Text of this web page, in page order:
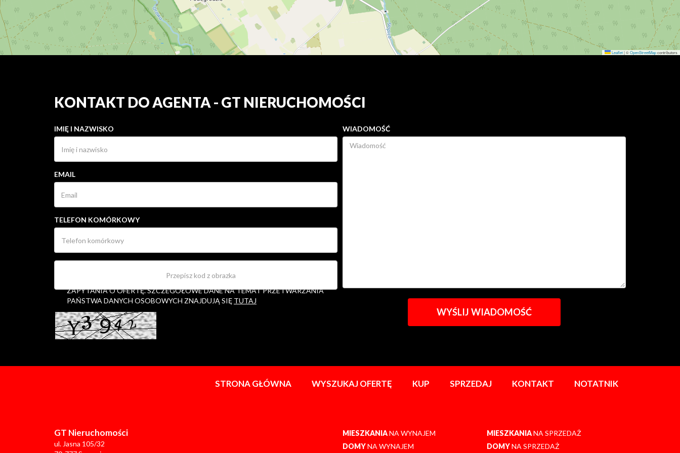
Leaflet|©OpenStreetMapcontributors
KONTAKT DO AGENTA - GT NIERUCHOMOŚCI
IMIĘ I NAZWISKO
EMAIL
TELEFON KOMÓRKOWY
OSOBOWYCH W CELU UDZIELENIA MI INFORMACJI W ZAKRESIE ZŁOŻONEGO
ZAPYTANIA O OFERTĘ. SZCZEGÓŁOWE DANE NA TEMAT PRZETWARZANIA
PAŃSTWA DANYCH OSOBOWYCH ZNAJDUJĄ SIĘ TUTAJ
WIADOMOŚĆ
STRONA GŁÓWNA WYSZUKAJ OFERTĘ KUP SPRZEDAJ KONTAKT NOTATNIK
GT Nieruchomości
ul. Jasna 105/32
MIESZKANIANA WYNAJEM
DOMYNA WYNAJEM
MIESZKANIANA SPRZEDAŻ
DOMYNA SPRZEDAŻ